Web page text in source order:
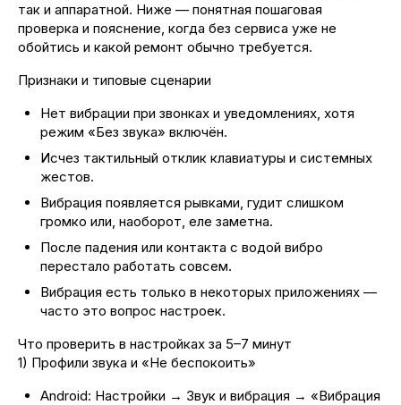
так и аппаратной. Ниже — понятная пошаговая
проверка и пояснение, когда без сервиса уже не
обойтись и какой ремонт обычно требуется.
Признаки и типовые сценарии
Нет вибрации при звонках и уведомлениях, хотя
режим «Без звука» включён.
Исчез тактильный отклик клавиатуры и системных
жестов.
Вибрация появляется рывками, гудит слишком
громко или, наоборот, еле заметна.
После падения или контакта с водой вибро
перестало работать совсем.
Вибрация есть только в некоторых приложениях —
часто это вопрос настроек.
Что проверить в настройках за 5–7 минут
1) Профили звука и «Не беспокоить»
Android: Настройки → Звук и вибрация → «Вибрация